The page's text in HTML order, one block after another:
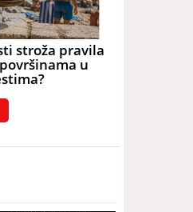
stroža pravila
u